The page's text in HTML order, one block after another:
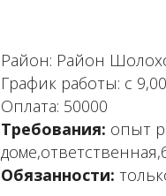
Район: Район
График работы: с
Оплата: 50000
Требования: опыт
Обязанности: